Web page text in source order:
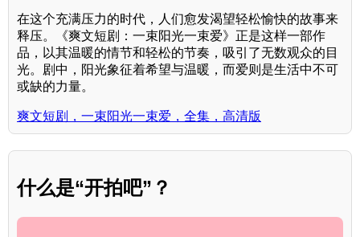
在这个充满压力的时代，人们愈发渴望轻松愉快的故事来
释压。《爽文短剧：一束阳光一束爱》正是这样一部作
品，以其温暖的情节和轻松的节奏，吸引了无数观众的目
光。剧中，阳光象征着希望与温暖，而爱则是生活中不可
或缺的力量。
爽文短剧，一束阳光一束爱，全集，高清版
什么是“开拍吧”？